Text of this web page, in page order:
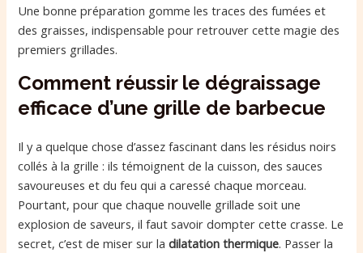
Une bonne préparation gomme les traces des fumées et
des graisses, indispensable pour retrouver cette magie des
premiers grillades.
Comment réussir le dégraissage
efficace d’une grille de barbecue
Il y a quelque chose d’assez fascinant dans les résidus noirs
collés à la grille : ils témoignent de la cuisson, des sauces
savoureuses et du feu qui a caressé chaque morceau.
Pourtant, pour que chaque nouvelle grillade soit une
explosion de saveurs, il faut savoir dompter cette crasse. Le
secret, c’est de miser sur ladilatation thermique. Passer la